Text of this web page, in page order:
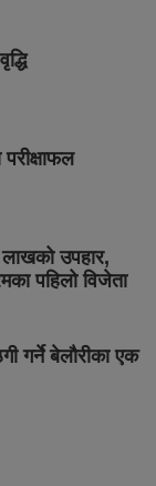
परीक्षाफल
उपहार,
पहिलो विजेता
गर्ने बेलौरीका एक